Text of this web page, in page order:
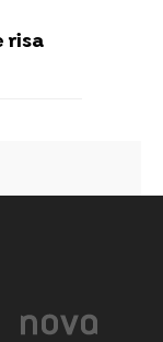
risa